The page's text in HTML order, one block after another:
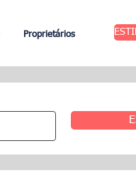
Proprietários